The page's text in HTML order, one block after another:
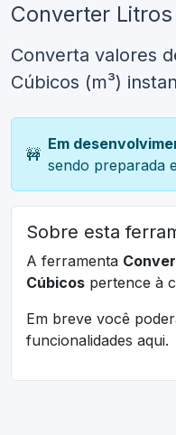
Converter
Converta valores
Cúbicos (m³)
🚧
Em
sendo preparada
Sobre esta
A ferramenta
Cúbicos pertence à
Em breve você
funcionalidades aqui.